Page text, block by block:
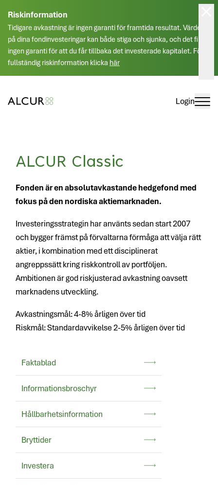
Riskinformation
Tidigare avkastning är ingen garanti för framtida resultat. Värdet
på dina fondinvesteringar kan både stiga och sjunka, och det finns
ingen garanti för att du får tillbaka det investerade kapitalet. För
fullständig riskinformation klicka här
Login
ALCUR Classic
Fonden är en absolutavkastande hedgefond med
fokus på den nordiska aktiemarknaden.
Investeringsstrategin har använts sedan start 2007
och bygger främst på förvaltarna förmåga att välja rätt
aktier, i kombination med ett disciplinerat
angreppssätt kring riskkontroll av portföljen.
Ambitionen är god riskjusterad avkastning oavsett
marknadens utveckling.
Avkastningsmål: 4-8% årligen över tid
Riskmål: Standardavvikelse 2-5% årligen över tid
Faktablad
Informationsbroschyr
Hållbarhetsinformation
Bryttider
Investera